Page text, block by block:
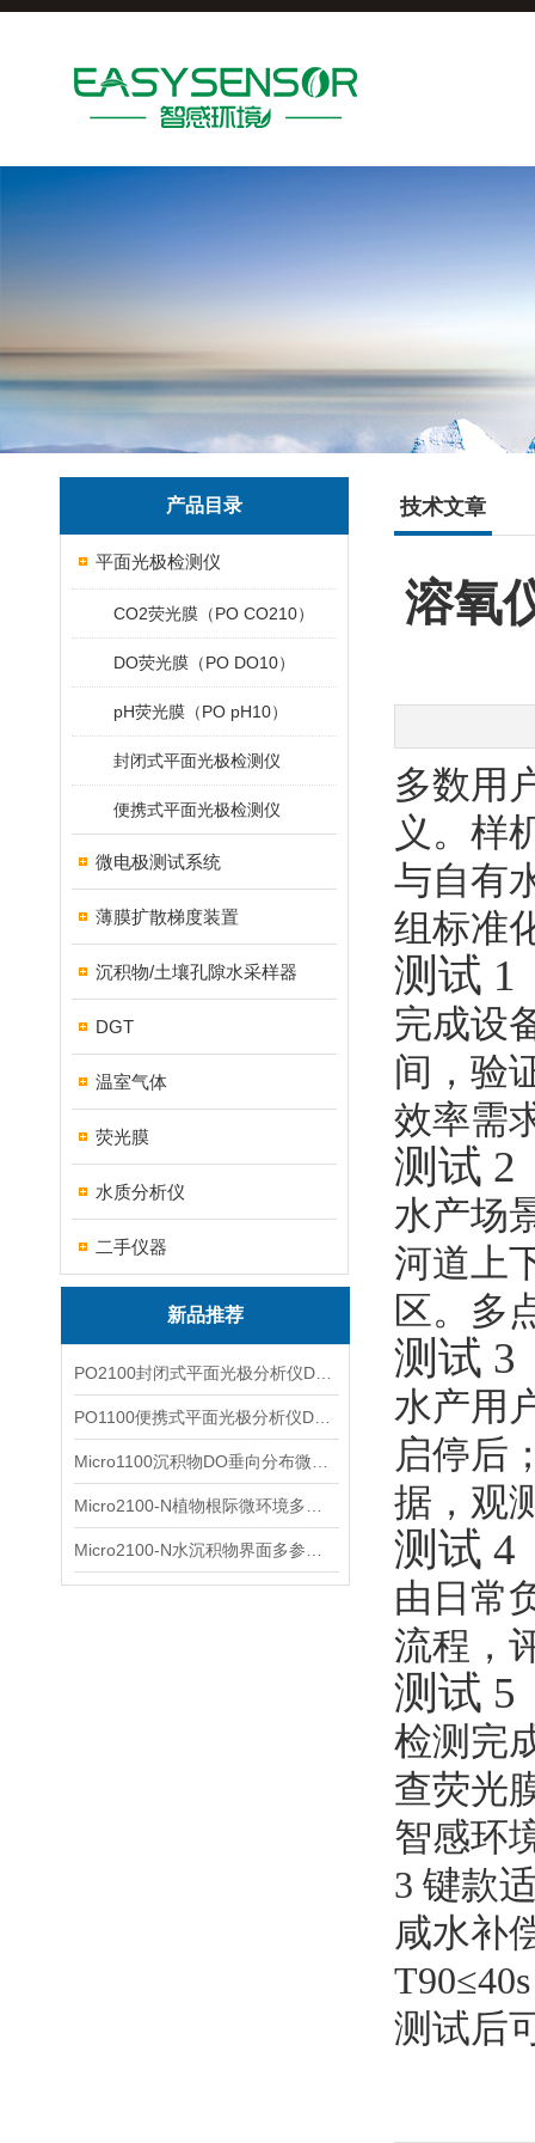
产品目录
平面光极检测仪
CO2荧光膜（PO CO210）
DO荧光膜（PO DO10）
pH荧光膜（PO pH10）
封闭式平面光极检测仪
便携式平面光极检测仪
微电极测试系统
薄膜扩散梯度装置
沉积物/土壤孔隙水采样器
DGT
温室气体
荧光膜
水质分析仪
二手仪器
新品推荐
技术文章
溶氧
多数用
义。样
与自有
组标准
测试 1
完成设
间，验
效率需
测试 2
水产场
河道上
区。多
测试 3
水产用
启停后
据，观
测试 4
由日常
流程，
测试 5
检测完
查荧光
智感环
3 键款
咸水补
测试后